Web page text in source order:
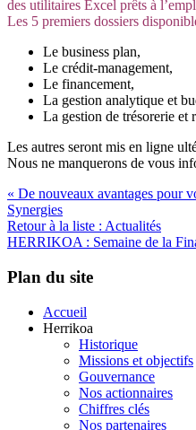
des utilitaires Excel prêts à
Les 5 premiers dossiers
Le business plan,
Le crédit-management,
Le financement,
La gestion analytique et
La gestion de trésorerie et
Les autres seront mis en ligne
Nous ne manquerons de vous
« De nouveaux avantages pour
Synergies
Retour à la liste : Actualités
HERRIKOA : Semaine de la
Plan du site
Accueil
Herrikoa
Historique
Missions et objectifs
Gouvernance
Nos actionnaires
Chiffres clés
Nos partenaires